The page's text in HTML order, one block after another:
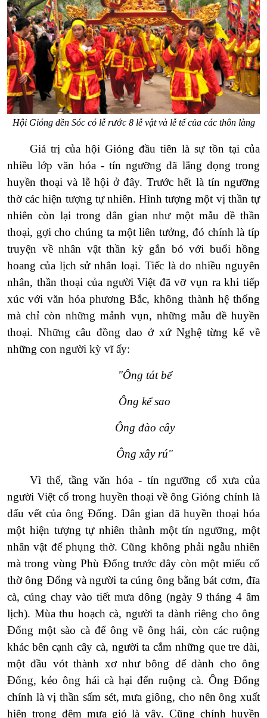
Hội Gióng đền Sóc có lễ rước 8 lễ vật và lễ tế của các thôn làng
Giá trị của hội Gióng đầu tiên là sự tồn tại của
nhiều lớp văn hóa - tín ngưỡng đã lắng đọng trong
huyền thoại và lễ hội ở đây. Trước hết là tín ngưỡng
thờ các hiện tượng tự nhiên. Hình tượng một vị thần tự
nhiên còn lại trong dân gian như một mẫu đề thần
thoại, gợi cho chúng ta một liên tưởng, đó chính là típ
truyện về nhân vật thần kỳ gắn bó với buổi hồng
hoang của lịch sử nhân loại. Tiếc là do nhiều nguyên
nhân, thần thoại của người Việt đã vỡ vụn ra khi tiếp
xúc với văn hóa phương Bắc, không thành hệ thống
mà chỉ còn những mảnh vụn, những mẫu đề huyền
thoại. Những câu đồng dao ở xứ Nghệ từng kể về
những con người kỳ vĩ ấy:
"Ông tát bể
Ông kể sao
Ông đào cây
Ông xây rú"
Vì thế, tầng văn hóa - tín ngưỡng cổ xưa của
người Việt cổ trong huyền thoại về ông Gióng chính là
dấu vết của ông Đổng. Dân gian đã huyền thoại hóa
một hiện tượng tự nhiên thành một tín ngưỡng, một
nhân vật để phụng thờ. Cũng không phải ngẫu nhiên
mà trong vùng Phù Đổng trước đây còn một miếu cổ
thờ ông Đổng và người ta cúng ông bằng bát cơm, đĩa
cà, cúng chay vào tiết mưa dông (ngày 9 tháng 4 âm
lịch). Mùa thu hoạch cà, người ta dành riêng cho ông
Đổng một sào cà để ông về ông hái, còn các ruộng
khác bên cạnh cây cà, người ta cắm những que tre dài,
một đầu vót thành xơ như bông để dành cho ông
Đổng, kẻo ông hái cà hại đến ruộng cà. Ông Đổng
chính là vị thần sấm sét, mưa giông, cho nên ông xuất
hiện trong đêm mưa gió là vậy. Cũng chính huyền